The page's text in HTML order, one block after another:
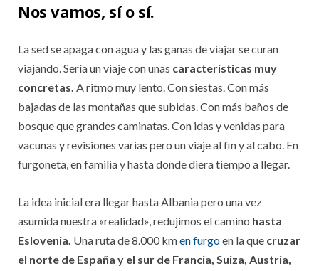
Nos vamos, sí o sí.
La sed se apaga con agua y las ganas de viajar se curan
viajando. Sería un viaje con unas características muy
concretas. A ritmo muy lento. Con siestas. Con más
bajadas de las montañas que subidas. Con más baños de
bosque que grandes caminatas. Con idas y venidas para
vacunas y revisiones varias pero un viaje al fin y al cabo. En
furgoneta, en familia y hasta donde diera tiempo a llegar.
La idea inicial era llegar hasta Albania pero una vez
asumida nuestra «realidad», redujimos el camino hasta
Eslovenia. Una ruta de 8.000 kmen furgoen la que cruzar
el norte de España y el sur de Francia, Suiza, Austria,